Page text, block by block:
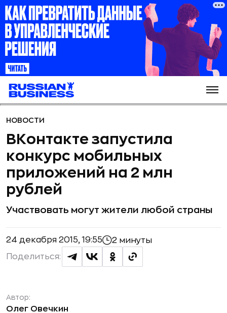
НОВОСТИ
ВКонтакте запустила
конкурс мобильных
приложений на 2 млн
рублей
Участвовать могут жители любой страны
24 декабря 2015, 19:55 2 минуты
Поделиться:
Автор:
Олег Овечкин